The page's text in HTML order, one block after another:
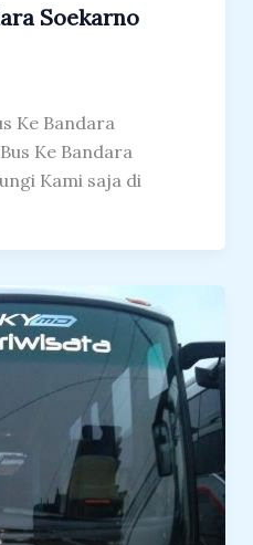
Soekarno
Ke Bandara
Ke Bandara
Kami saja di